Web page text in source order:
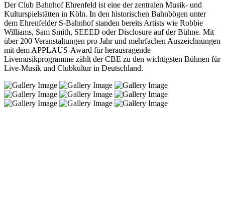
Der Club Bahnhof Ehrenfeld ist eine der zentralen Musik- und
Kulturspielstätten in Köln. In den historischen Bahnbögen unter
dem Ehrenfelder S-Bahnhof standen bereits Artists wie Robbie
Williams, Sam Smith, SEEED oder Disclosure auf der Bühne. Mit
über 200 Veranstaltungen pro Jahr und mehrfachen Auszeichnungen
mit dem APPLAUS-Award für herausragende
Livemusikprogramme zählt der CBE zu den wichtigsten Bühnen für
Live-Musik und Clubkultur in Deutschland.